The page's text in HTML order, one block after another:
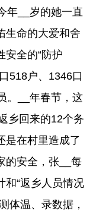
年__岁的她一直
生命的大爱和舍
安全的“防护
518户、1346口
。__年春节，这
乡回来的12个务
是在村里造成了
的安全，张__每
和“返乡人员情况
体温、录数据，